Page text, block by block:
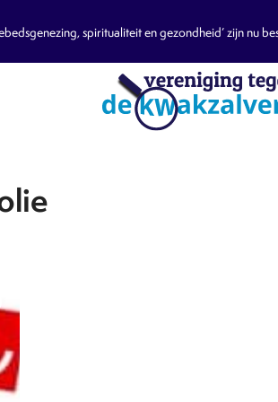
spiritualiteit en gezondheid’ zijn nu